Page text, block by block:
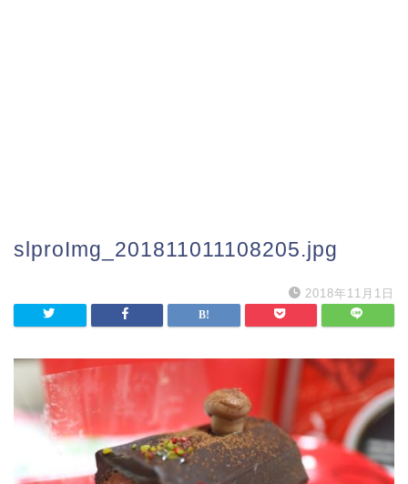
slproImg_201811011108205.jpg
2018年11月1日